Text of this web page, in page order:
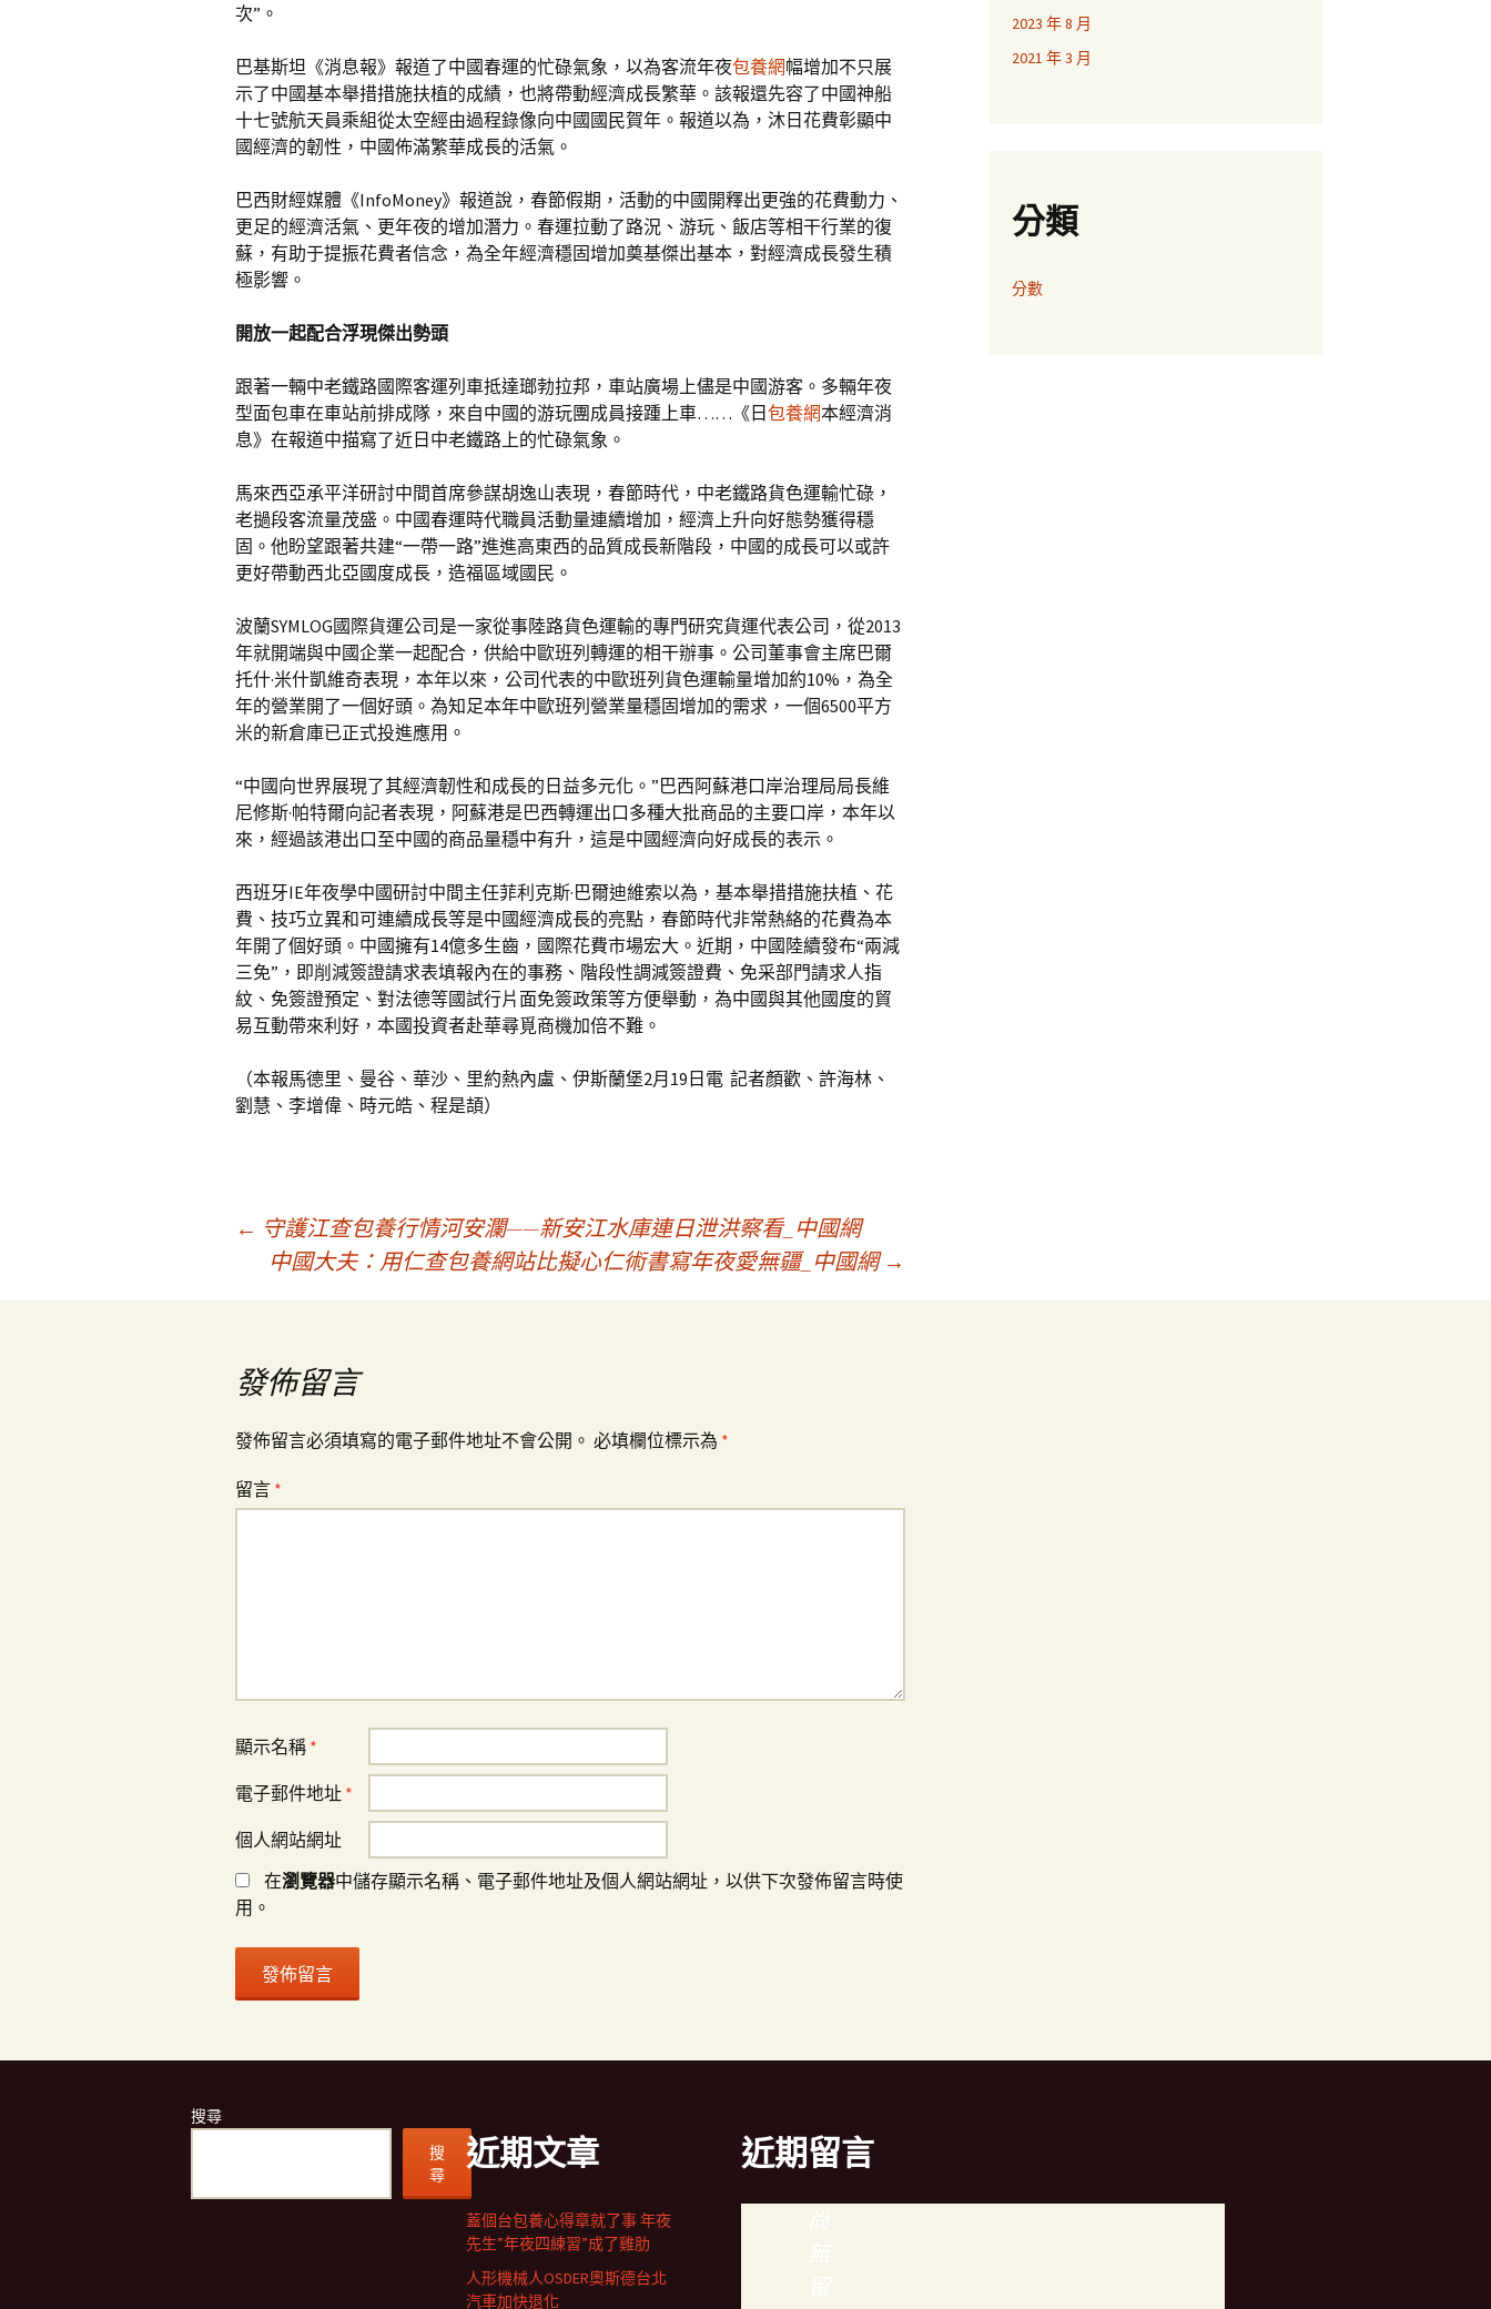
次”。
巴基斯坦《消息報》報道了中國春運的忙碌氣象，以為客流年夜包養網幅增加不只展
示了中國基本舉措措施扶植的成績，也將帶動經濟成長繁華。該報還先容了中國神船
十七號航天員乘組從太空經由過程錄像向中國國民賀年。報道以為，沐日花費彰顯中
國經濟的韌性，中國佈滿繁華成長的活氣。
巴西財經媒體《InfoMoney》報道說，春節假期，活動的中國開釋出更強的花費動力、
更足的經濟活氣、更年夜的增加潛力。春運拉動了路況、游玩、飯店等相干行業的復
蘇，有助于提振花費者信念，為全年經濟穩固增加奠基傑出基本，對經濟成長發生積
極影響。
開放一起配合浮現傑出勢頭
跟著一輛中老鐵路國際客運列車抵達瑯勃拉邦，車站廣場上儘是中國游客。多輛年夜
型面包車在車站前排成隊，來自中國的游玩團成員接踵上車……《日 包養網本經濟消
息》在報道中描寫了近日中老鐵路上的忙碌氣象。
馬來西亞承平洋研討中間首席參謀胡逸山表現，春節時代，中老鐵路貨色運輸忙碌，
老撾段客流量茂盛。中國春運時代職員活動量連續增加，經濟上升向好態勢獲得穩
固。他盼望跟著共建“一帶一路”進進高東西的品質成長新階段，中國的成長可以或許
更好帶動西北亞國度成長，造福區域國民。
波蘭SYMLOG國際貨運公司是一家從事陸路貨色運輸的專門研究貨運代表公司，從2013
年就開端與中國企業一起配合，供給中歐班列轉運的相干辦事。公司董事會主席巴爾
托什·米什凱維奇表現，本年以來，公司代表的中歐班列貨色運輸量增加約10%，為全
年的營業開了一個好頭。為知足本年中歐班列營業量穩固增加的需求，一個6500平方
米的新倉庫已正式投進應用。
“中國向世界展現了其經濟韌性和成長的日益多元化。”巴西阿蘇港口岸治理局局長維
尼修斯·帕特爾向記者表現，阿蘇港是巴西轉運出口多種大批商品的主要口岸，本年以
來，經過該港出口至中國的商品量穩中有升，這是中國經濟向好成長的表示。
西班牙IE年夜學中國研討中間主任菲利克斯·巴爾迪維索以為，基本舉措措施扶植、花
費、技巧立異和可連續成長等是中國經濟成長的亮點，春節時代非常熱絡的花費為本
年開了個好頭。中國擁有14億多生齒，國際花費市場宏大。近期，中國陸續發布“兩減
三免”，即削減簽證請求表填報內在的事務、階段性調減簽證費、免采部門請求人指
紋、免簽證預定、對法德等國試行片面免簽政策等方便舉動，為中國與其他國度的貿
易互動帶來利好，本國投資者赴華尋覓商機加倍不難。
（本報馬德里、曼谷、華沙、里約熱內盧、伊斯蘭堡2月19日電 記者顏歡、許海林、
劉慧、李增偉、時元皓、程是頡）
章
← 守護江查包養行情河安瀾——新安江水庫連日泄洪察看_中國網
中國大夫：用仁查包養網站比擬心仁術書寫年夜愛無疆_中國網 →
發佈留言
發佈留言必須填寫的電子郵件地址不會公開。 必填欄位標示為 *
留言 *
顯示名稱 *
電子郵件地址 *
個人網站網址
在瀏覽器中儲存顯示名稱、電子郵件地址及個人網站網址，以供下次發佈留言時使
用。
2023 年 8 月
2021 年 3 月
分類
分數
搜尋
搜
尋
近期文章
蓋個台包養心得章就了事 年夜
先生”年夜四練習”成了雞肋
人形機械人OSDER奧斯德台北
汽車加快退化
近期留言
尚
無
留